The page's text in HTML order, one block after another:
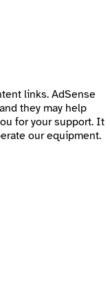
links. AdSense
they may help
for your support. It
our equipment.